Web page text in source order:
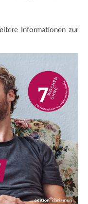
Informationen zur